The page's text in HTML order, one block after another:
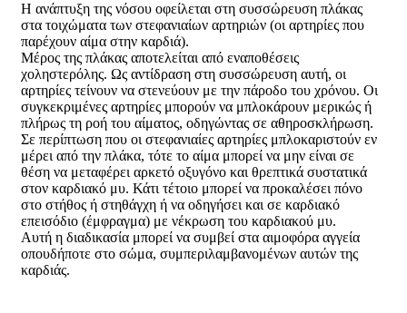
Η ανάπτυξη της νόσου οφείλεται στη συσσώρευση πλάκας
στα τοιχώματα των στεφανιαίων αρτηριών (οι αρτηρίες που
παρέχουν αίμα στην καρδιά).
Μέρος της πλάκας αποτελείται από εναποθέσεις
χοληστερόλης. Ως αντίδραση στη συσσώρευση αυτή, οι
αρτηρίες τείνουν να στενεύουν με την πάροδο του χρόνου. Οι
συγκεκριμένες αρτηρίες μπορούν να μπλοκάρουν μερικώς ή
πλήρως τη ροή του αίματος, οδηγώντας σε αθηροσκλήρωση.
Σε περίπτωση που οι στεφανιαίες αρτηρίες μπλοκαριστούν εν
μέρει από την πλάκα, τότε το αίμα μπορεί να μην είναι σε
θέση να μεταφέρει αρκετό οξυγόνο και θρεπτικά συστατικά
στον καρδιακό μυ. Κάτι τέτοιο μπορεί να προκαλέσει πόνο
στο στήθος ή στηθάγχη ή να οδηγήσει και σε καρδιακό
επεισόδιο (έμφραγμα) με νέκρωση του καρδιακού μυ.
Αυτή η διαδικασία μπορεί να συμβεί στα αιμοφόρα αγγεία
οπουδήποτε στο σώμα, συμπεριλαμβανομένων αυτών της
καρδιάς.